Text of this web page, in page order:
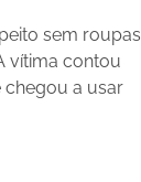
sem roupas
vítima contou
chegou a usar